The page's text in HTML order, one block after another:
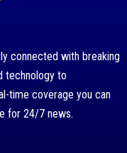
connected with breaking
technology to
time coverage you can
for 24/7 news.